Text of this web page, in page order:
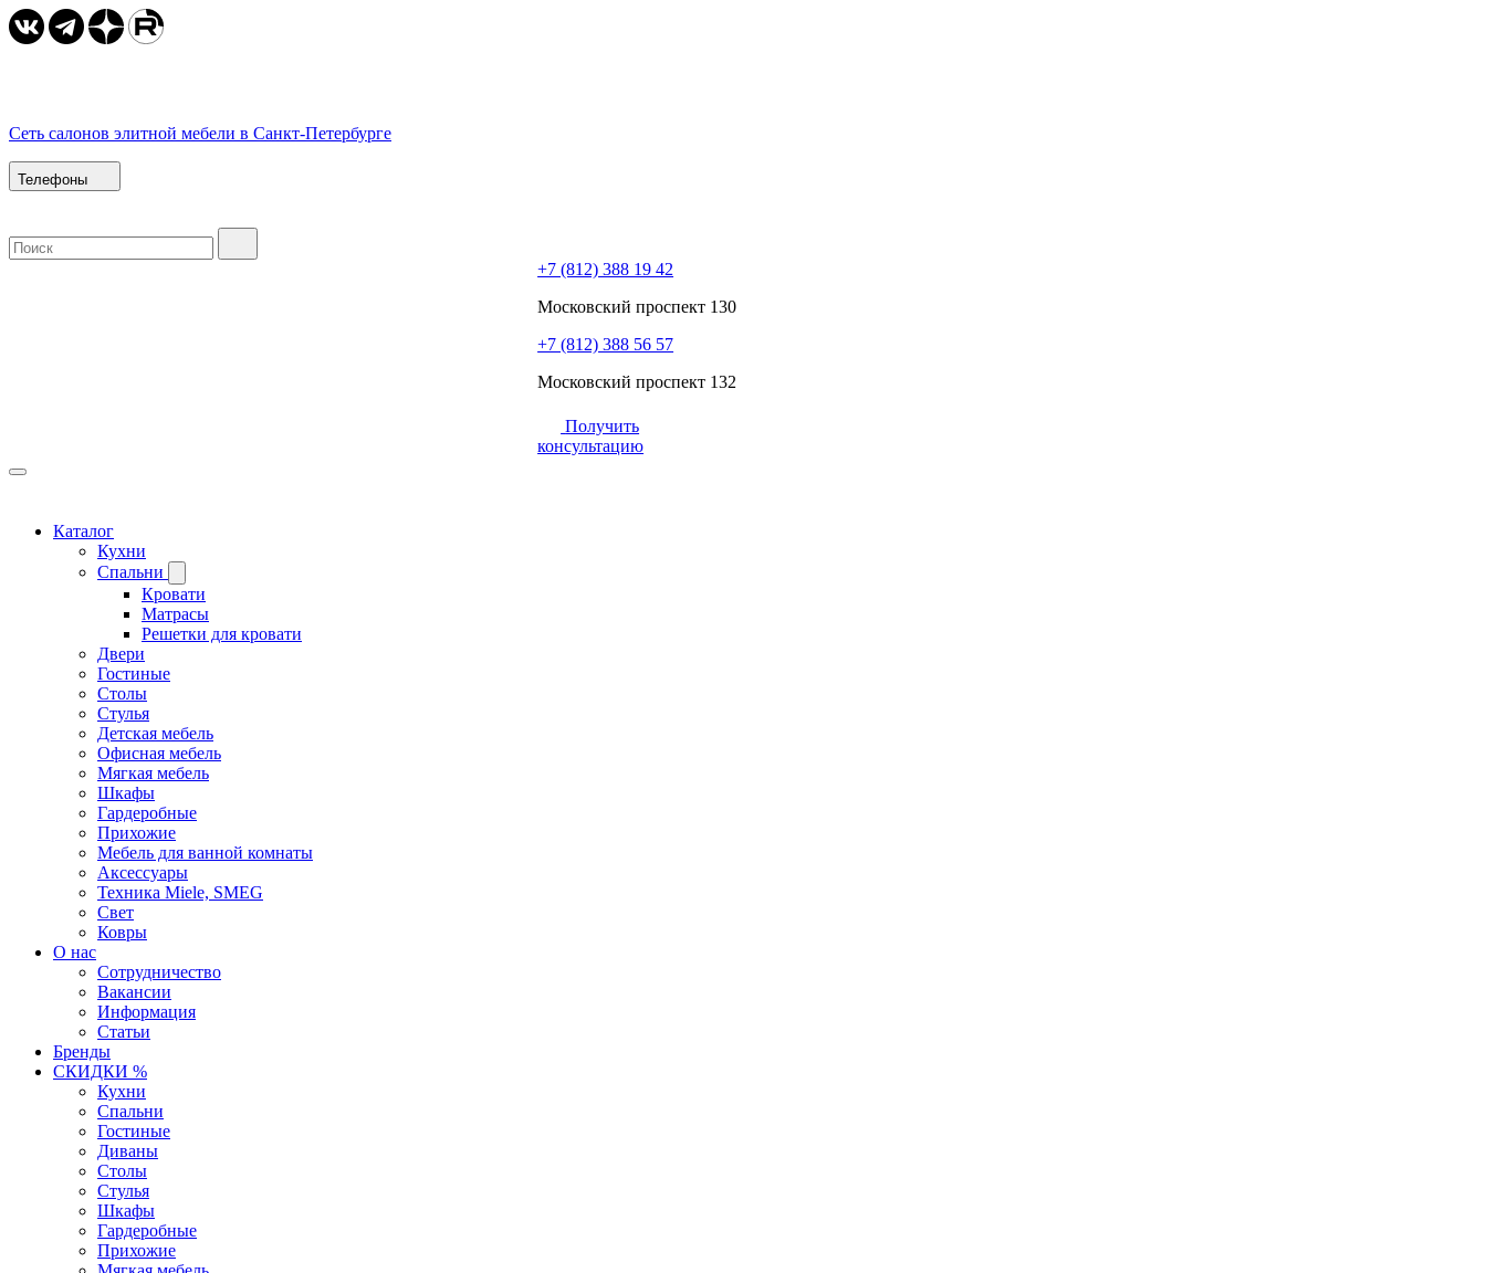
Сеть салонов элитной мебели в Санкт-Петербурге
Телефоны
+7 (812) 388 19 42
Московский проспект 130
+7 (812) 388 56 57
Московский проспект 132
Получить
консультацию
Каталог
Кухни
Спальни
Кровати
Матрасы
Решетки для кровати
Двери
Гостиные
Столы
Стулья
Детская мебель
Офисная мебель
Мягкая мебель
Шкафы
Гардеробные
Прихожие
Мебель для ванной комнаты
Аксессуары
Техника Miele, SMEG
Свет
Ковры
О нас
Сотрудничество
Вакансии
Информация
Статьи
Бренды
СКИДКИ %
Кухни
Спальни
Гостиные
Диваны
Столы
Стулья
Шкафы
Гардеробные
Прихожие